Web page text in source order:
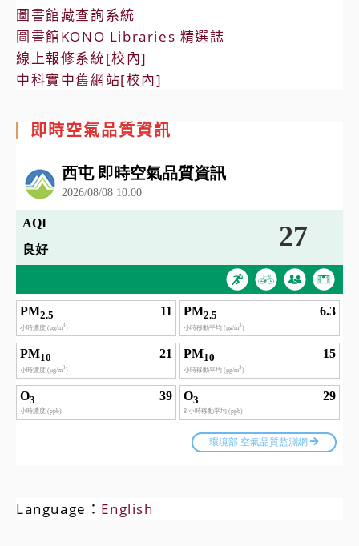
圖書館藏查詢系統
圖書館KONO Libraries 精選誌
線上報修系統[校內]
中科實中舊網站[校內]
即時空氣品質資訊
Language： English